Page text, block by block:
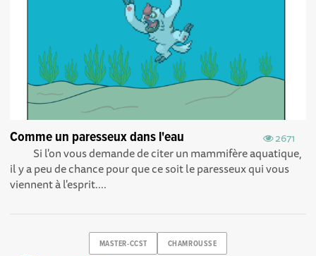
2671
Comme un paresseux dans l'eau
Si l'on vous demande de citer un mammifère aquatique,
il y a peu de chance pour que ce soit le paresseux qui vous
viennent à l'esprit....
MASTER-CCST CHAMROUSSE